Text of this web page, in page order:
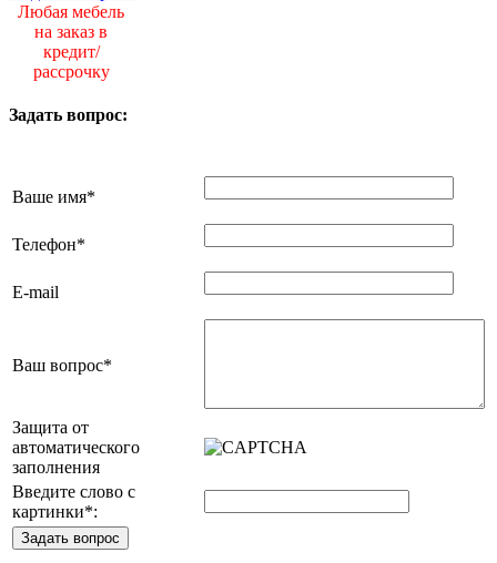
Любая мебель
на заказ в
кредит/
рассрочку
Задать вопрос:
Ваше имя*
Телефон*
E-mail
Ваш вопрос*
Защита от
автоматического
заполнения
Введите слово с
картинки*: